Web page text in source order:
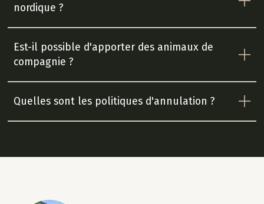
nordique ?
Est-il possible d'apporter des animaux de
compagnie ?
Quelles sont les politiques d'annulation ?